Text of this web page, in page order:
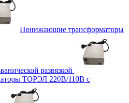
Понижающие трансформаторы
развязкой
ТОРЭЛ 220В/110В с